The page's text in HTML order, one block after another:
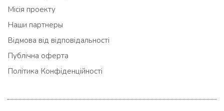
Місія проекту
Наши партнеры
Відмова від відповідальності
Публічна оферта
Політика Конфіденційності